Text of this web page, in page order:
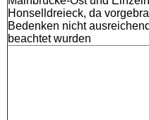
Honselldreieck, da
Bedenken nicht ausreichend
beachtet wurden